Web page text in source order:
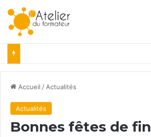
Accueil / Actualités
Actualités
Bonnes fêtes de fin